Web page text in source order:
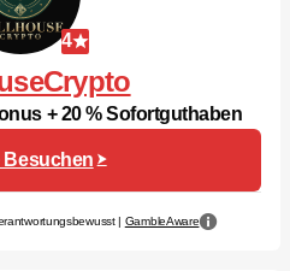
4
+ 20 % Sofortguthaben
Besuchen
| GambleAware